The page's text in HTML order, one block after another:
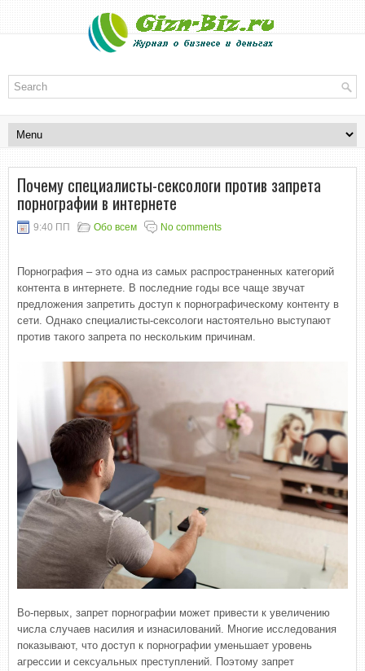
Почему специалисты-сексологи против запрета
порнографии в интернете
9:40 ПП Обо всем No comments
Порнография – это одна из самых распространенных категорий
контента в интернете. В последние годы все чаще звучат
предложения запретить доступ к порнографическому контенту в
сети. Однако специалисты-сексологи настоятельно выступают
против такого запрета по нескольким причинам.
Во-первых, запрет порнографии может привести к увеличению
числа случаев насилия и изнасилований. Многие исследования
показывают, что доступ к порнографии уменьшает уровень
агрессии и сексуальных преступлений. Поэтому запрет